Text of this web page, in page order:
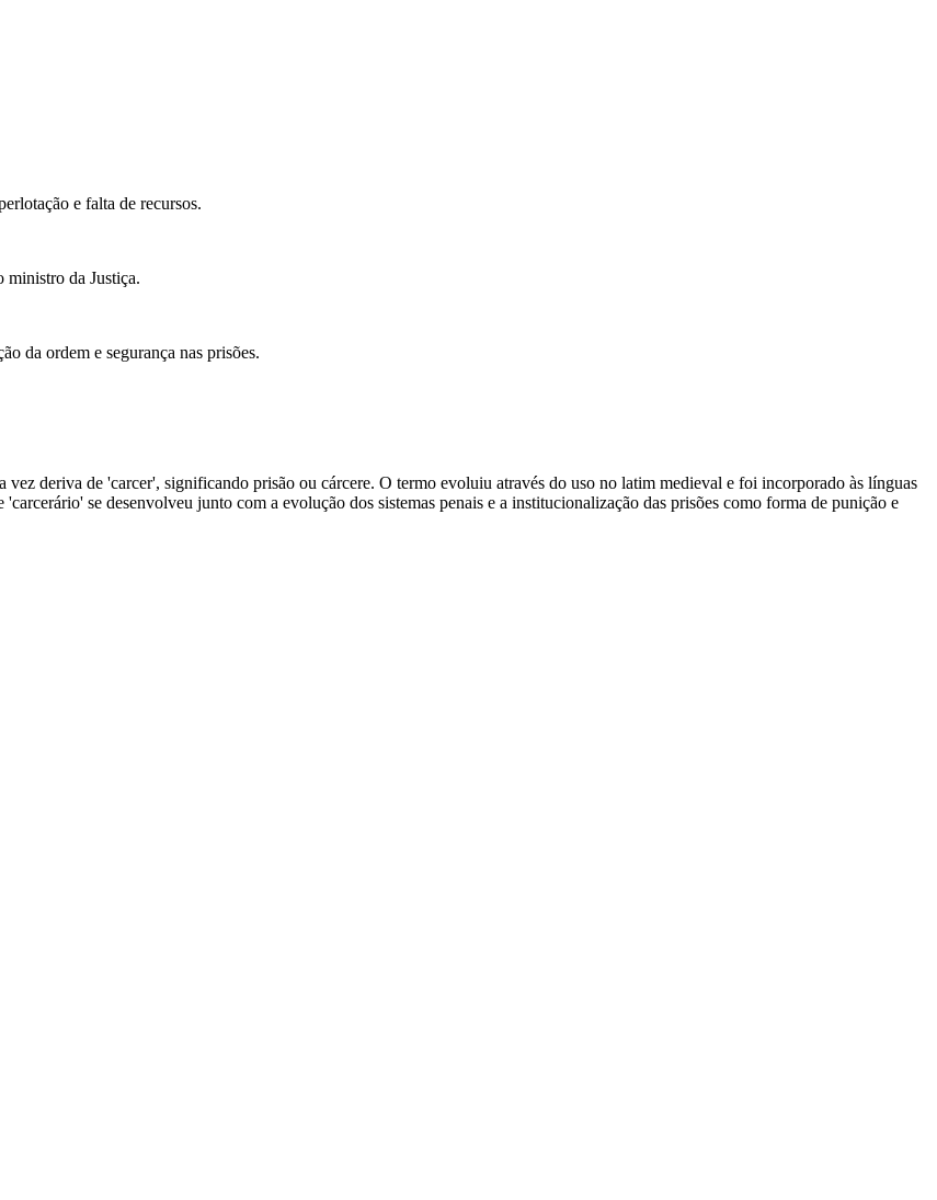
e falta de recursos.
ministro da Justiça.
da ordem e segurança nas prisões.
deriva de 'carcer', significando prisão ou cárcere. O termo evoluiu através do uso no latim medieval e foi incorporado às línguas
se desenvolveu junto com a evolução dos sistemas penais e a institucionalização das prisões como forma de punição e